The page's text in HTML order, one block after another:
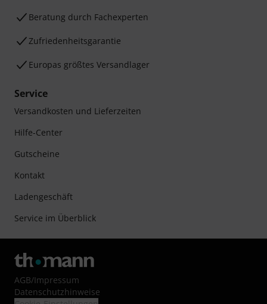
Beratung durch Fachexperten
Zufriedenheitsgarantie
Europas größtes Versandlager
Service
Versandkosten und Lieferzeiten
Hilfe-Center
Gutscheine
Kontakt
Ladengeschäft
Service im Überblick
AGB/Impressum
Datenschutzhinweise